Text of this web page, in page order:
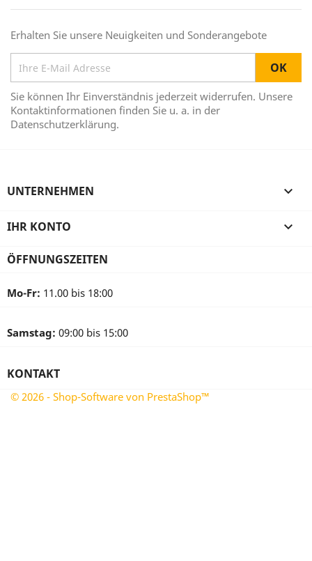
Erhalten Sie unsere Neuigkeiten und Sonderangebote
Sie können Ihr Einverständnis jederzeit widerrufen. Unsere
Kontaktinformationen finden Sie u. a. in der
Datenschutzerklärung.
UNTERNEHMEN 
IHR KONTO 
ÖFFNUNGSZEITEN
Mo-Fr: 11.00 bis 18:00
Samstag: 09:00 bis 15:00
KONTAKT
© 2026 - Shop-Software von PrestaShop™